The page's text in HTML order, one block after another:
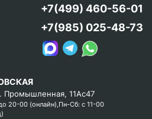
Промышленная, 11Ас47
20-00 (онлайн),Пн-Сб: с 11-00
+7(499) 460-56-01
+7(985) 025-48-73